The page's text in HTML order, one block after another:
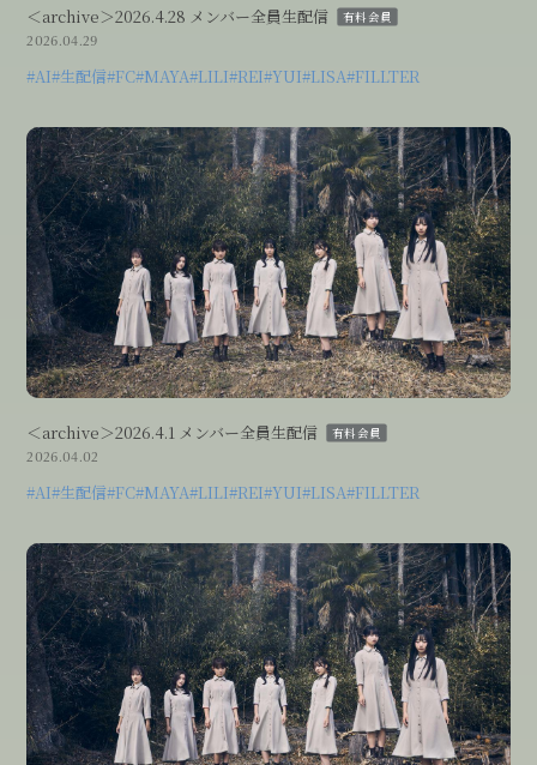
＜archive＞2026.4.28 メンバー全員生配信 有料会員
2026.04.29
#AI#生配信#FC#MAYA#LILI#REI#YUI#LISA#FILLTER
＜archive＞2026.4.1 メンバー全員生配信 有料会員
2026.04.02
#AI#生配信#FC#MAYA#LILI#REI#YUI#LISA#FILLTER